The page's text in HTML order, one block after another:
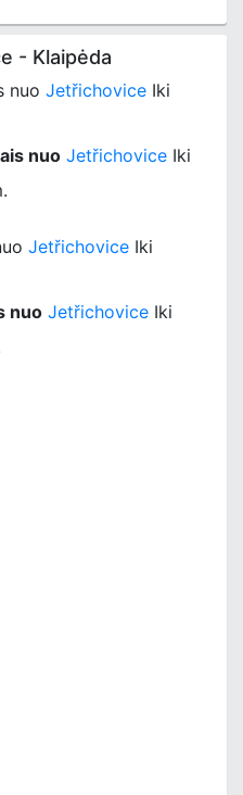
- Klaipėda
nuo Jetřichovice Iki
nuo Jetřichovice Iki
Jetřichovice Iki
nuo Jetřichovice Iki